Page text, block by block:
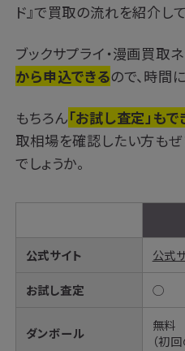
ド』で買取の流れを紹介し
ブックサプライ・漫画買取ネ
から申込できるので、時間
もちろん「お試し査定」もで
取相場を確認したい方も
でしょうか。
公式サイト 公式
お試し査定 ◯
ダンボール
無料
（初